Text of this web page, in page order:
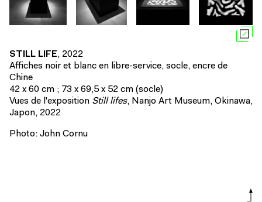
STILL LIFE, 2022
Affiches noir et blanc en libre-service, socle, encre de
Chine
42 x 60 cm ; 73 x 69,5 x 52 cm (socle)
Vues de l'exposition Still lifes, Nanjo Art Museum, Okinawa,
Japon, 2022
Photo: John Cornu